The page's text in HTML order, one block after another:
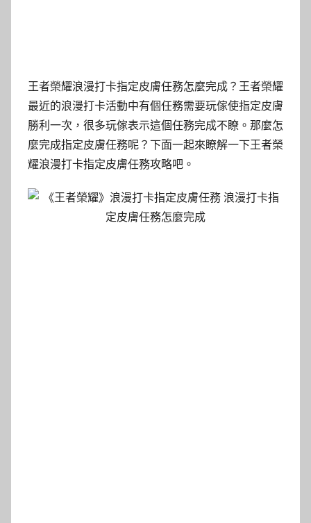
王者榮耀浪漫打卡指定皮膚任務怎麼完成？王者榮耀
最近的浪漫打卡活動中有個任務需要玩傢使指定皮膚
勝利一次，很多玩傢表示這個任務完成不瞭。那麼怎
麼完成指定皮膚任務呢？下面一起來瞭解一下王者榮
耀浪漫打卡指定皮膚任務攻略吧。